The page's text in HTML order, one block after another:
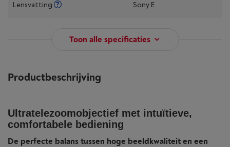
Lensvatting Sony E
Toon alle specificaties
Productbeschrijving
Ultratelezoomobjectief met intuïtieve,
comfortabele bediening
De perfecte balans tussen hoge beeldkwaliteit en een